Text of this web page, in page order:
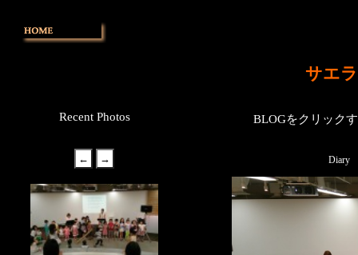
サエ
Recent Photos BLOGをクリック
Diary